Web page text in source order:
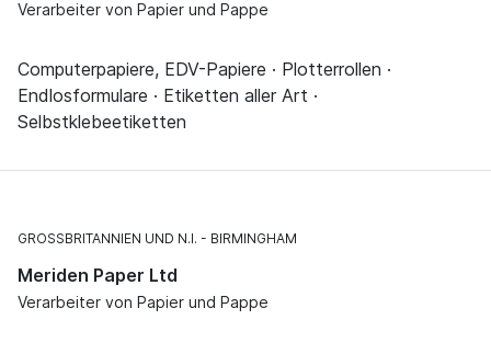
Verarbeiter von Papier und Pappe
Computerpapiere, EDV-Papiere · Plotterrollen ·
Endlosformulare · Etiketten aller Art ·
Selbstklebeetiketten
GROSSBRITANNIEN UND N.I. BIRMINGHAM
Meriden Paper Ltd
Verarbeiter von Papier und Pappe